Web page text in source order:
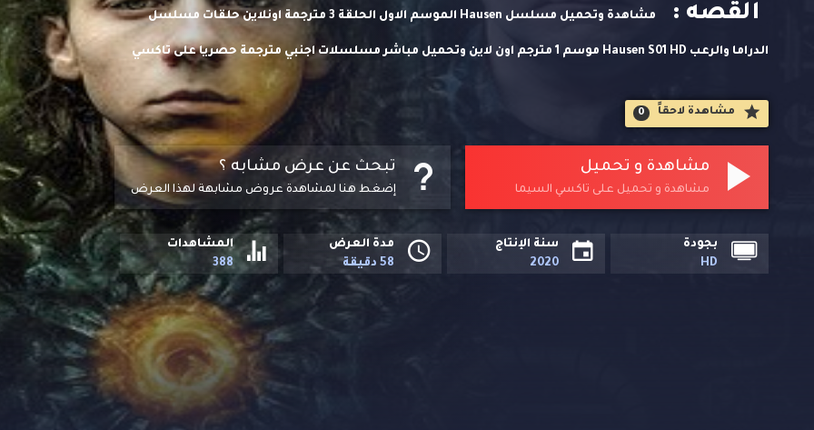
القصه : مشاهدة وتحميل مسلسل Hausen الموسم الاول الحلقة 3 مترجمة اونلاين حلقات مسلسل
الدراما والرعب Hausen S01 HD موسم 1 مترجم اون لاين وتحميل مباشر مسلسلات اجنبي مترجمة حصريا على تاكسي
مشاهدة لاحقاََ 0
تبحث عن عرض مشابه ؟
إضغط هنا لمشاهدة عروض مشابهة لهذا العرض
مشاهدة و تحميل
مشاهدة و تحميل على تاكسي السيما
بجودة
HD
سنة الإنتاج
2020
مدة العرض
58 دقيقة
المشاهدات
388